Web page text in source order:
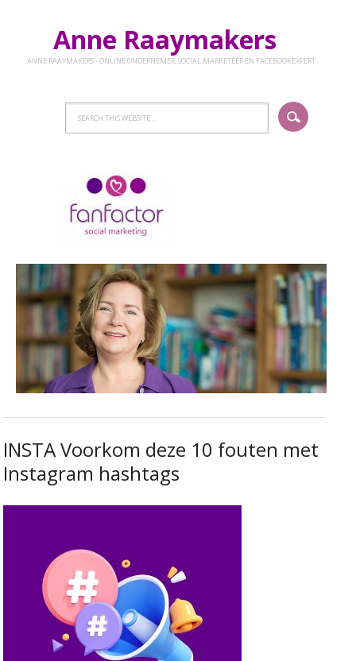
Anne Raaymakers
ANNE RAAYMAKERS - ONLINE ONDERNEMER, SOCIAL MARKETEER EN FACEBOOKEXPERT
INSTA Voorkom deze 10 fouten met
Instagram hashtags